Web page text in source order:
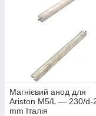
Магнієвий анод для
Ariston М5/L — 230/d-
mm Італія